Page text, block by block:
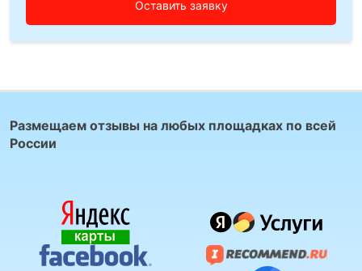
Размещаем отзывы на любых площадках по всей
России